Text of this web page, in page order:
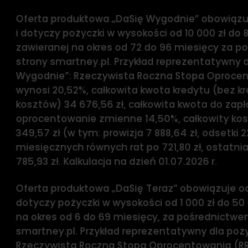
Oferta produktowa „DaSię Wygodnie”
i dotyczy pożyczki w wysokości od 10 000 zł do
zawieranej na okres od 72 do 96 miesięcy za
strony smartney.pl. Przykład reprezentatywny
Wygodnie”: Rzeczywista Roczna Stopa
wynosi 20,52%, całkowita kwota kredytu (bez
kosztów) 34 676,56 zł, całkowita kwota do
oprocentowanie zmienne 14,50%, całkowity
349,57 zł (w tym: prowizja 7 888,64 zł, odsetki
miesięcznych równych rat po 721,80 zł,
785,93 zł. Kalkulacja na dzień 01.07.2026 r.
Oferta produktowa „DaSię Teraz” obowiązuje
dotyczy pożyczki w wysokości od 1 000 zł do 50
na okres od 6 do 69 miesięcy, za
smartney.pl. Przykład reprezentatywny dla